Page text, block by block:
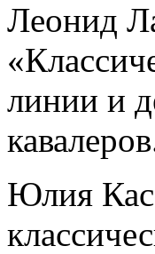
Леонид
линии и
Юлия